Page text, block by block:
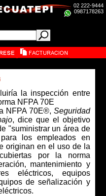
02 222-9444
0987178263
la inspección entre
NFPA 70E
NFPA 70E®, Seguridad
, dice que el objetivo
"suministrar un área de
los empleados en
originan en el uso de la
por la norma
mantenimiento y
eléctricos, equipos
de señalización y